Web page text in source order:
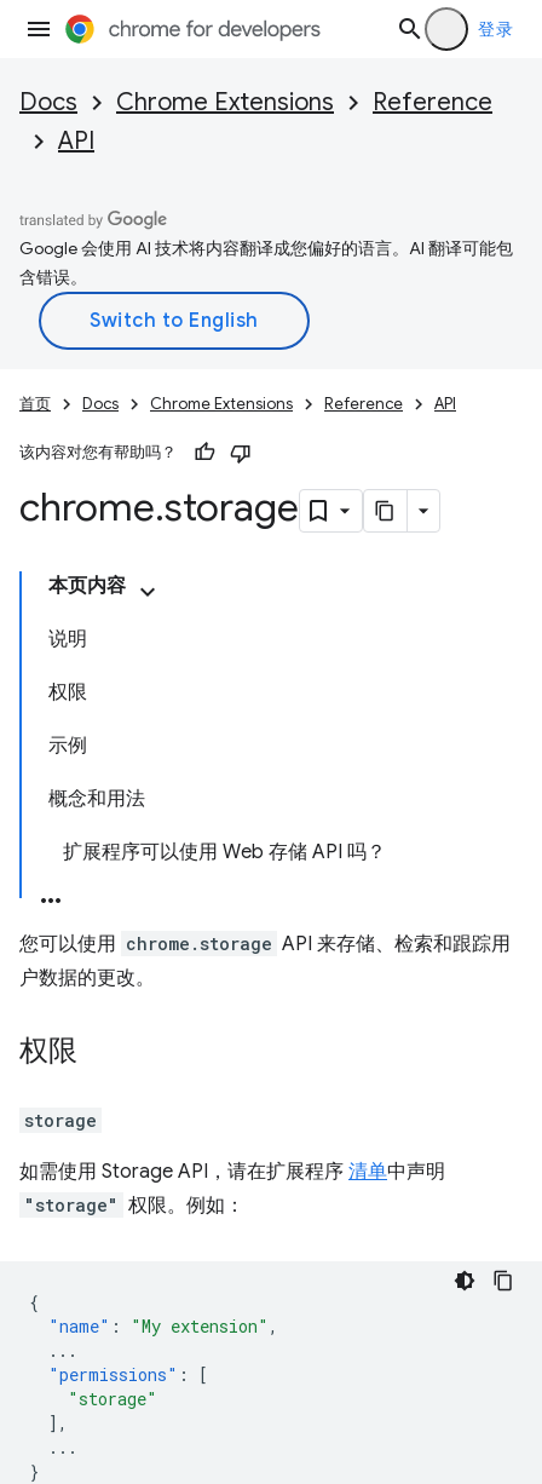
登录
Docs Chrome Extensions
Reference
API
Google 会使用 AI 技术将内容翻译成您偏好的语言。AI 翻译可能包
含错误。
首页 Docs Chrome Extensions Reference API
该内容对您有帮助吗？
chrome.storage
本页内容
说明
权限
示例
概念和用法
扩展程序可以使用 Web 存储 API 吗？
您可以使用 chrome.storage API 来存储、检索和跟踪用
户数据的更改。
权限
storage
如需使用 Storage API，请在扩展程序 清单中声明
"storage" 权限。例如：
{
"name" : "My extension" ,
...
"permissions" :
[
"storage"
],
...
}